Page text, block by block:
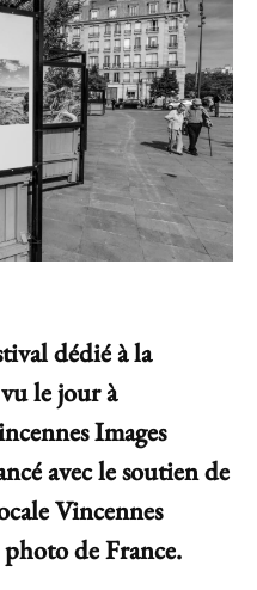
dédié à la
le jour à
Images
avec le soutien de
Vincennes
de France.